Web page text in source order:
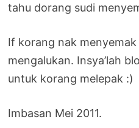
tahu dorang sudi
If korang nak
mengalukan. Insya’lah
untuk korang melepak :)
Imbasan Mei 2011.